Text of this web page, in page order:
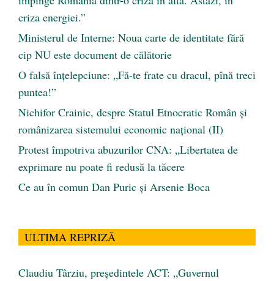
criza energiei.”
Ministerul de Interne: Noua carte de identitate fără
cip NU este document de călătorie
O falsă înțelepciune: „Fă-te frate cu dracul, pînă treci
puntea!”
Nichifor Crainic, despre Statul Etnocratic Român şi
românizarea sistemului economic naţional (II)
Protest împotriva abuzurilor CNA: „Libertatea de
exprimare nu poate fi redusă la tăcere
Ce au în comun Dan Puric şi Arsenie Boca
ULTIMA REPRIZĂ
Claudiu Târziu, președintele ACT: „Guvernul